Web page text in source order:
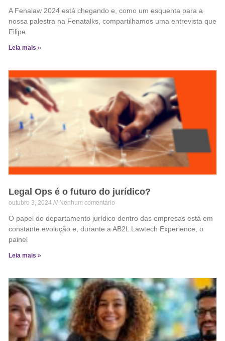
A Fenalaw 2024 está chegando e, como um esquenta para a
nossa palestra na Fenatalks, compartilhamos uma entrevista que
Filipe
Leia mais »
Legal Ops é o futuro do jurídico?
outubro 3, 2024 Nenhum comentário
O papel do departamento jurídico dentro das empresas está em
constante evolução e, durante a AB2L Lawtech Experience, o
painel
Leia mais »